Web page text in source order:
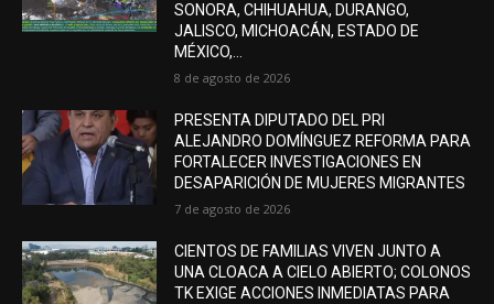
SONORA, CHIHUAHUA, DURANGO,
JALISCO, MICHOACÁN, ESTADO DE
MÉXICO,...
8 de agosto de 2026
PRESENTA DIPUTADO DEL PRI
ALEJANDRO DOMÍNGUEZ REFORMA PARA
FORTALECER INVESTIGACIONES EN
DESAPARICIÓN DE MUJERES MIGRANTES
7 de agosto de 2026
CIENTOS DE FAMILIAS VIVEN JUNTO A
UNA CLOACA A CIELO ABIERTO; COLONOS
TK EXIGE ACCIONES INMEDIATAS PARA